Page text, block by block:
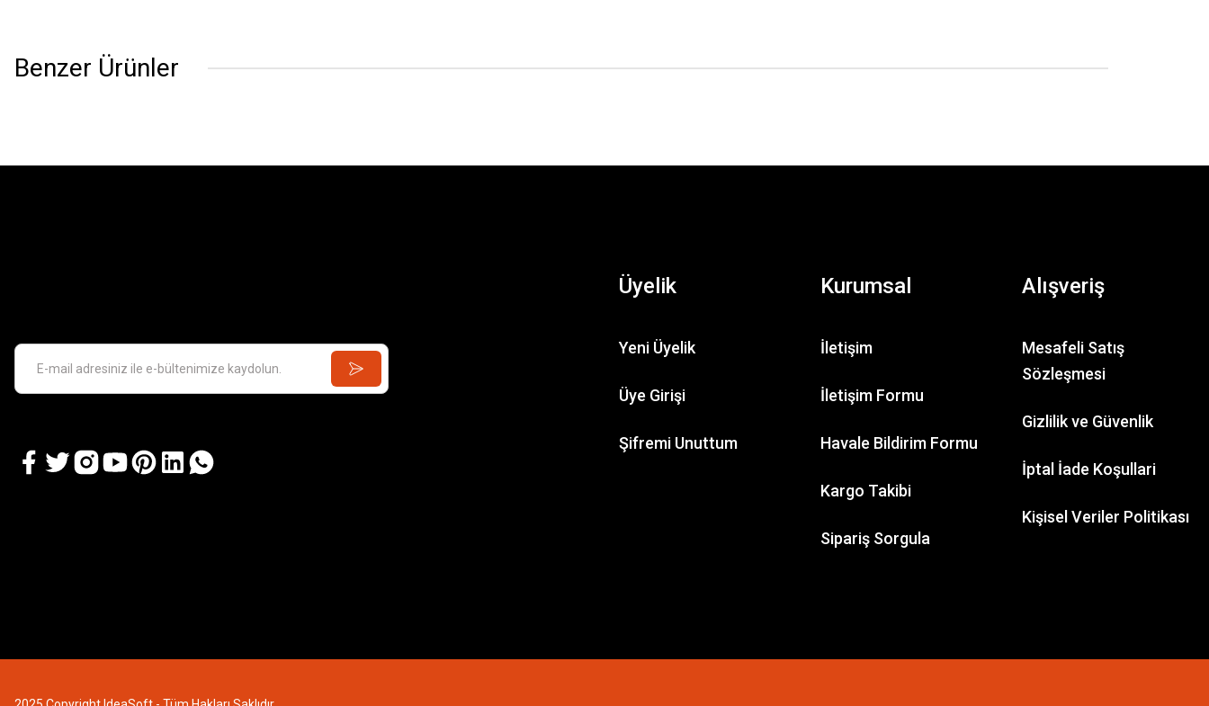
Benzer Ürünler
Üyelik
Yeni Üyelik
Üye Girişi
Şifremi Unuttum
Kurumsal
İletişim
İletişim Formu
Havale Bildirim Formu
Kargo Takibi
Sipariş Sorgula
Alışveriş
Mesafeli Satış
Sözleşmesi
Gizlilik ve Güvenlik
İptal İade Koşullari
Kişisel Veriler Politikası